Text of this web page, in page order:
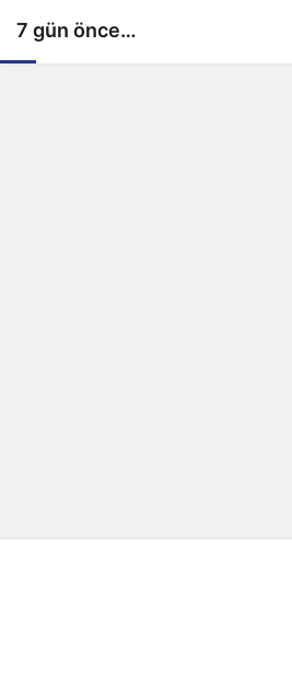
7 gün önce